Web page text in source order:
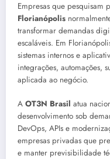
Empresas que pesquisam
Florianópolis
transformar demandas
escaláveis. Em
sistemas internos e
integrações, automações,
aplicada ao negócio.
A OT3N Brasil atua
desenvolvimento sob
DevOps, APIs e
empresas privadas que
e manter previsibilidade